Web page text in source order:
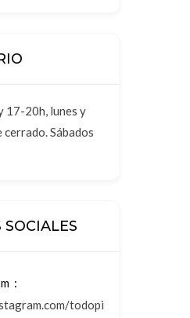
17-20h, lunes y
Sábados
SOCIALES
todopi